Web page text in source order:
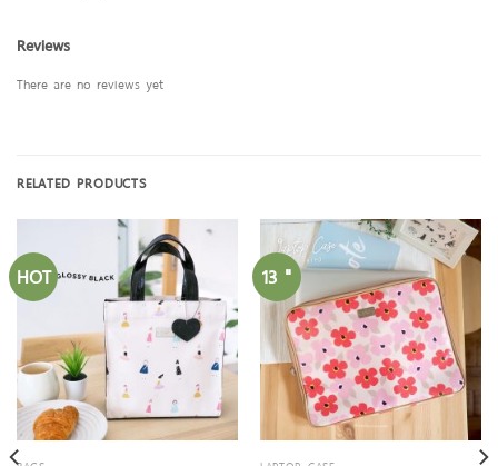
Reviews
There are no reviews yet
RELATED PRODUCTS
HOT 13 "